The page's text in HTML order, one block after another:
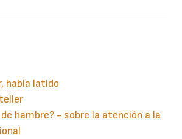
había latido
hambre? - sobre la atención a la